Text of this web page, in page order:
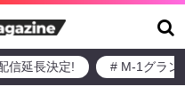
信延長決定! # M-1グラン